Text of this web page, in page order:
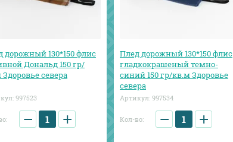
дорожный 130*150 флис
Дональд 150 гр/
севера
997523
− +
Плед дорожный 130*150 флис
гладкокрашеный темно-
синий 150 гр/кв.м Здоровье
севера
Артикул: 997534
Кол-во: − +